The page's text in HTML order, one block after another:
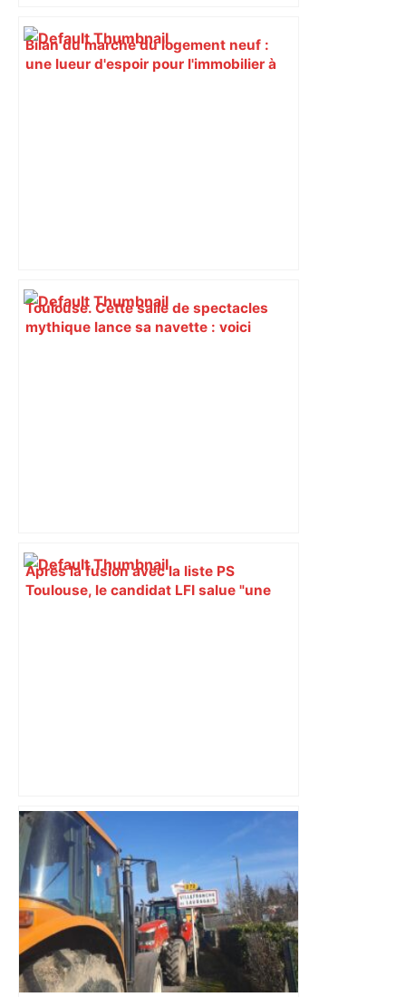
Bilan du marché du logement neuf :
une lueur d'espoir pour l'immobilier à
Toulouse. Cette salle de spectacles
mythique lance sa navette : voici
Après la fusion avec la liste PS
Toulouse, le candidat LFI salue "une
« Rien d'inquiétant » pour Guillaume
Restes, le gardien de Toulouse, après
sa sortie à Metz – L'Équipe